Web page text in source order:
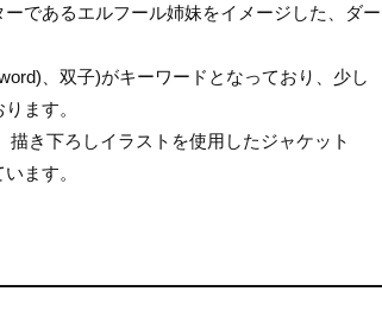
であるエルフール姉妹をイメージした、ダー
、双子)がキーワードとなっており、少し
ます。
き下ろしイラストを使用したジャケット
ます。